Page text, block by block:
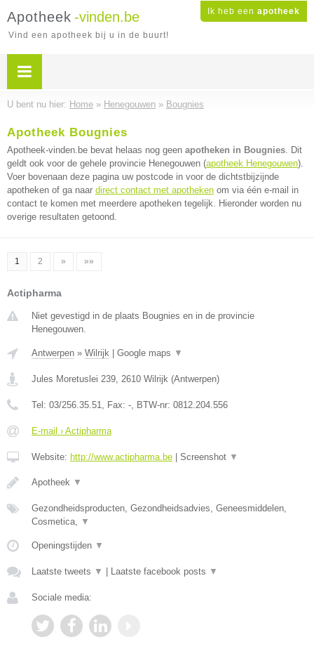
Ik heb een apotheek
Apotheek -vinden.be
Vind een apotheek bij u in de buurt!
U bent nu hier: Home » Henegouwen » Bougnies
Apotheek Bougnies
Apotheek-vinden.be bevat helaas nog geen apotheken in Bougnies. Dit
geldt ook voor de gehele provincie Henegouwen (apotheek Henegouwen).
Voer bovenaan deze pagina uw postcode in voor de dichtstbijzijnde
apotheken of ga naar direct contact met apotheken om via één e-mail in
contact te komen met meerdere apotheken tegelijk. Hieronder worden nu
overige resultaten getoond.
1 2 » »»
Actipharma
Niet gevestigd in de plaats Bougnies en in de provincie
Henegouwen.
Antwerpen » Wilrijk Google maps ▼
Jules Moretuslei 239, 2610 Wilrijk (Antwerpen)
Tel: 03/256.35.51, Fax: -, BTW-nr: 0812.204.556
E-mail › Actipharma
Website: http://www.actipharma.be Screenshot ▼
Apotheek ▼
Gezondheidsproducten, Gezondheidsadvies, Geneesmiddelen,
Cosmetica, ▼
Openingstijden ▼
Laatste tweets ▼ Laatste facebook posts ▼
Sociale media: